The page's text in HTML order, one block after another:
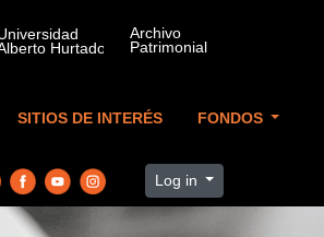
SITIOS DE INTERÉS FONDOS
Log in